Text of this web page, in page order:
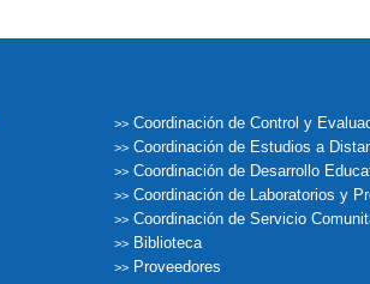
>> Coordinación de Control y
>> Coordinación de Estudios a
>> Coordinación de Desarrollo
>> Coordinación de Laboratorios y
>> Coordinación de Servicio
>> Biblioteca
>> Proveedores